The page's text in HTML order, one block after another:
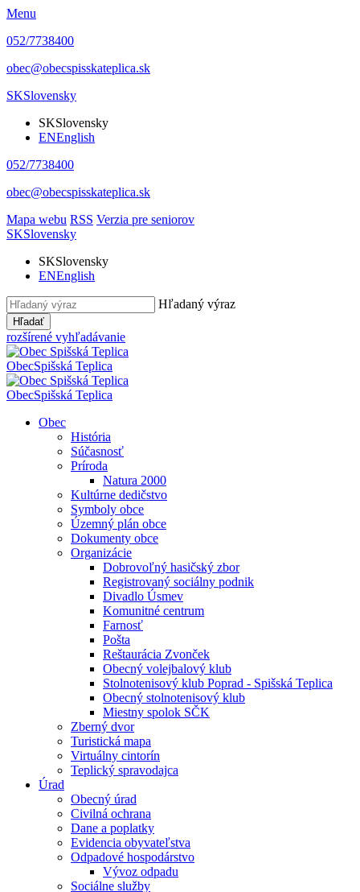
Menu
052/7738400
obec@obecspisskateplica.sk
SKSlovensky
SKSlovensky
ENEnglish
052/7738400
obec@obecspisskateplica.sk
Mapa webu RSS Verzia pre seniorov
SKSlovensky
SKSlovensky
ENEnglish
Hľadaný výraz
Hľadať
rozšírené vyhľadávanie
ObecSpišská Teplica
ObecSpišská Teplica
Obec
História
Súčasnosť
Príroda
Natura 2000
Kultúrne dedičstvo
Symboly obce
Územný plán obce
Dokumenty obce
Organizácie
Dobrovoľný hasičský zbor
Registrovaný sociálny podnik
Divadlo Úsmev
Komunitné centrum
Farnosť
Pošta
Reštaurácia Zvonček
Obecný volejbalový klub
Stolnotenisový klub Poprad - Spišská Teplica
Obecný stolnotenisový klub
Miestny spolok SČK
Zberný dvor
Turistická mapa
Virtuálny cintorín
Teplický spravodajca
Úrad
Obecný úrad
Civilná ochrana
Dane a poplatky
Evidencia obyvateľstva
Odpadové hospodárstvo
Vývoz odpadu
Sociálne služby